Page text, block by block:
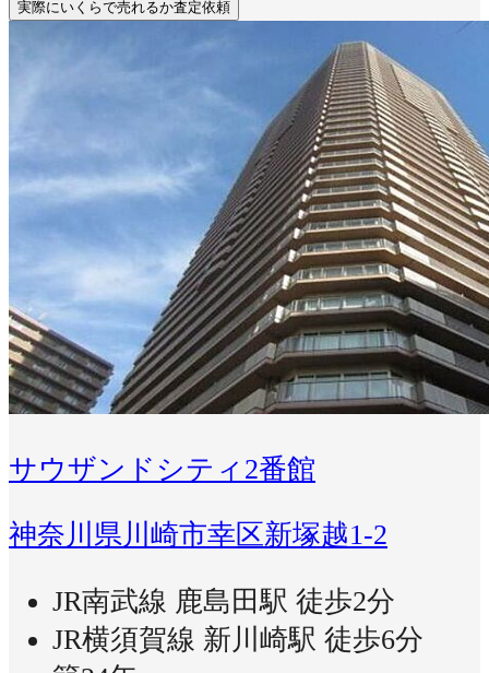
実際にいくらで売れるか査定依頼
サウザンドシティ2番館
神奈川県川崎市幸区新塚越1-2
JR南武線 鹿島田駅 徒歩2分
JR横須賀線 新川崎駅 徒歩6分